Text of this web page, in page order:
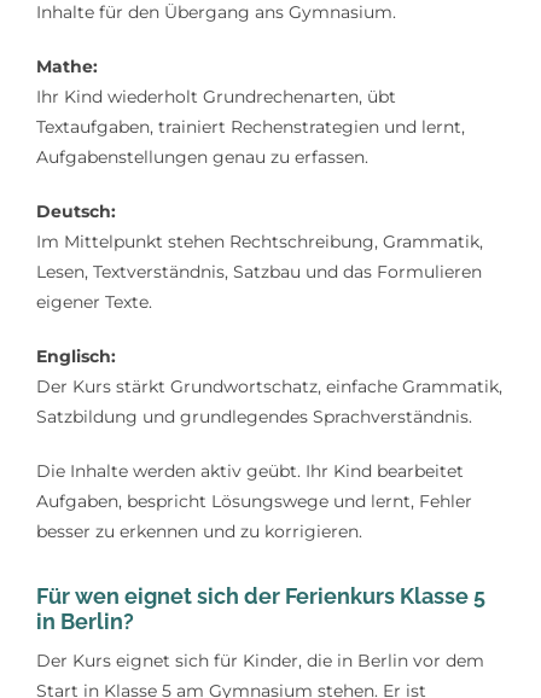
Inhalte für den Übergang ans Gymnasium.
Mathe:
Ihr Kind wiederholt Grundrechenarten, übt
Textaufgaben, trainiert Rechenstrategien und lernt,
Aufgabenstellungen genau zu erfassen.
Deutsch:
Im Mittelpunkt stehen Rechtschreibung, Grammatik,
Lesen, Textverständnis, Satzbau und das Formulieren
eigener Texte.
Englisch:
Der Kurs stärkt Grundwortschatz, einfache Grammatik,
Satzbildung und grundlegendes Sprachverständnis.
Die Inhalte werden aktiv geübt. Ihr Kind bearbeitet
Aufgaben, bespricht Lösungswege und lernt, Fehler
besser zu erkennen und zu korrigieren.
Für wen eignet sich der Ferienkurs Klasse 5
in Berlin?
Der Kurs eignet sich für Kinder, die in Berlin vor dem
Start in Klasse 5 am Gymnasium stehen. Er ist